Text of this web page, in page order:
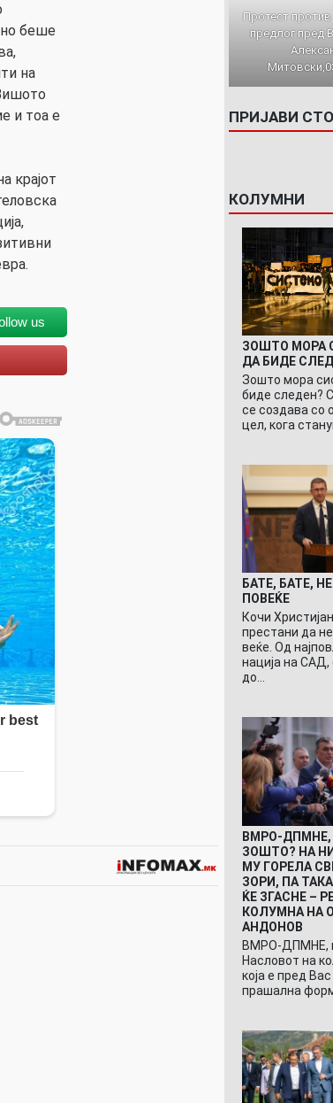
беше
на
и тоа е
крајот
us
Протест
предлог пред
ПРИЈАВИ
КОЛУМНИ
ЗОШТО МОРА
ДА БИДЕ
Зошто мора
биде следен?
се создава со
цел, кога
БАТЕ, БАТЕ,
ПОВЕЌЕ
Кочи
престани да
веќе. Од
нација на САД,
до…
ВМРО-ДПМНЕ,
ЗОШТО? НА
МУ ГОРЕЛА
ЗОРИ, ПА
ЌЕ ЗГАСНЕ –
КОЛУМНА НА
АНДОНОВ
ВМРО-ДПМНЕ,
Насловот на
која е пред
прашална